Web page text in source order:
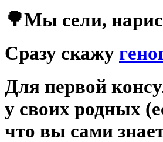
🌳Мы сели,
Сразу скажу
Для первой
у своих родных
что вы сами